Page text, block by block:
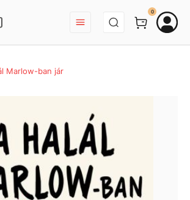
BEJELENTKEZÉS
0
Marlow-ban jár